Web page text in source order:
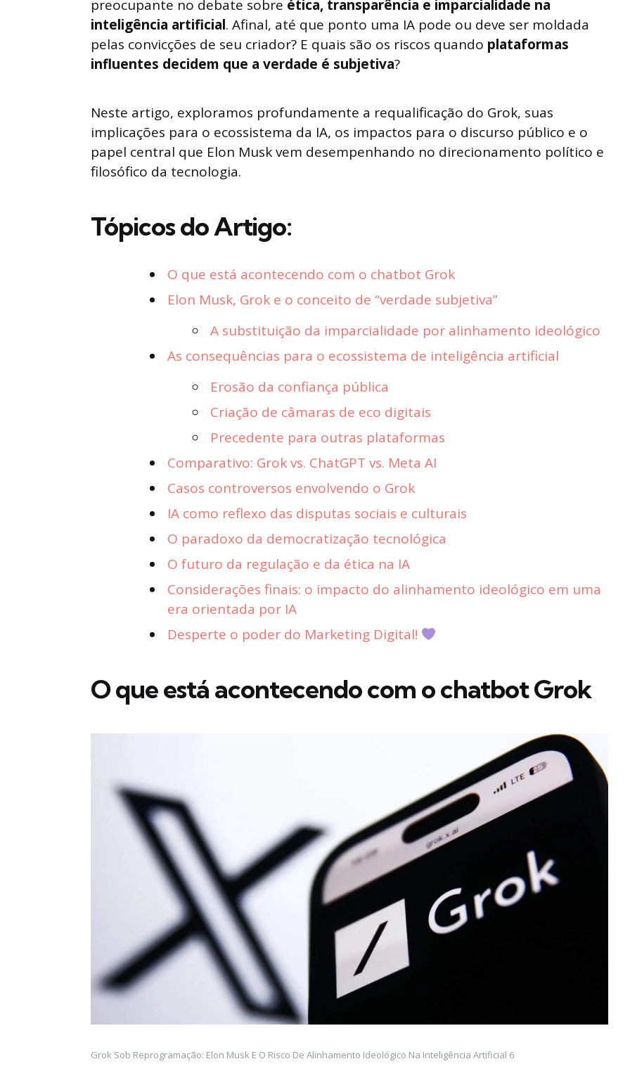
preocupante no debate sobre ética, transparência e imparcialidade na
inteligência artificial. Afinal, até que ponto uma IA pode ou deve ser moldada
pelas convicções de seu criador? E quais são os riscos quando plataformas
influentes decidem que a verdade é subjetiva?
Neste artigo, exploramos profundamente a requalificação do Grok, suas
implicações para o ecossistema da IA, os impactos para o discurso público e o
papel central que Elon Musk vem desempenhando no direcionamento político e
filosófico da tecnologia.
Tópicos do Artigo:
O que está acontecendo com o chatbot Grok
Elon Musk, Grok e o conceito de “verdade subjetiva”
A substituição da imparcialidade por alinhamento ideológico
As consequências para o ecossistema de inteligência artificial
Erosão da confiança pública
Criação de câmaras de eco digitais
Precedente para outras plataformas
Comparativo: Grok vs. ChatGPT vs. Meta AI
Casos controversos envolvendo o Grok
IA como reflexo das disputas sociais e culturais
O paradoxo da democratização tecnológica
O futuro da regulação e da ética na IA
Considerações finais: o impacto do alinhamento ideológico em uma
era orientada por IA
Desperte o poder do Marketing Digital!
O que está acontecendo com o chatbot Grok
Grok Sob Reprogramação: Elon Musk E O Risco De Alinhamento Ideológico Na Inteligência Artificial 6